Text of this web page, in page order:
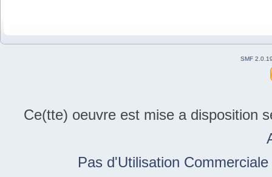
SMF
Ce(tte) oeuvre est mise a disposition
Pas d'Utilisation